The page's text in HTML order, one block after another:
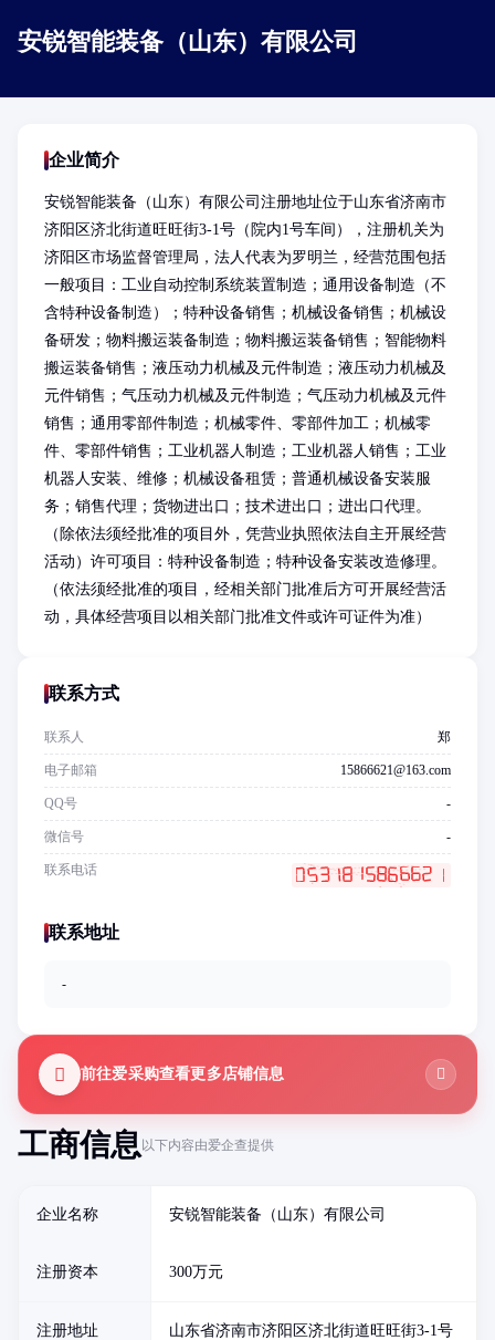
安锐智能装备（山东）有限公司
工商信息以下内容由爱企查提供
企业名称 安锐智能装备（山东）有限公司
注册资本 300万元
注册地址
山东省济南市济阳区济北街道旺旺街3-1号
企业简介
安锐智能装备（山东）有限公司注册地址位于山东省济南市
济阳区济北街道旺旺街3-1号（院内1号车间），注册机关为
济阳区市场监督管理局，法人代表为罗明兰，经营范围包括
一般项目：工业自动控制系统装置制造；通用设备制造（不
含特种设备制造）；特种设备销售；机械设备销售；机械设
备研发；物料搬运装备制造；物料搬运装备销售；智能物料
搬运装备销售；液压动力机械及元件制造；液压动力机械及
元件销售；气压动力机械及元件制造；气压动力机械及元件
销售；通用零部件制造；机械零件、零部件加工；机械零
件、零部件销售；工业机器人制造；工业机器人销售；工业
机器人安装、维修；机械设备租赁；普通机械设备安装服
务；销售代理；货物进出口；技术进出口；进出口代理。
（除依法须经批准的项目外，凭营业执照依法自主开展经营
活动）许可项目：特种设备制造；特种设备安装改造修理。
（依法须经批准的项目，经相关部门批准后方可开展经营活
动，具体经营项目以相关部门批准文件或许可证件为准）
联系方式
联系人 郑
电子邮箱 15866621@163.com
QQ号 -
微信号 -
联系电话
联系地址
-
前往爱采购查看更多店铺信息